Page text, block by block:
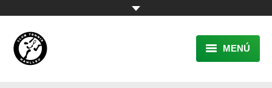
MENÚ